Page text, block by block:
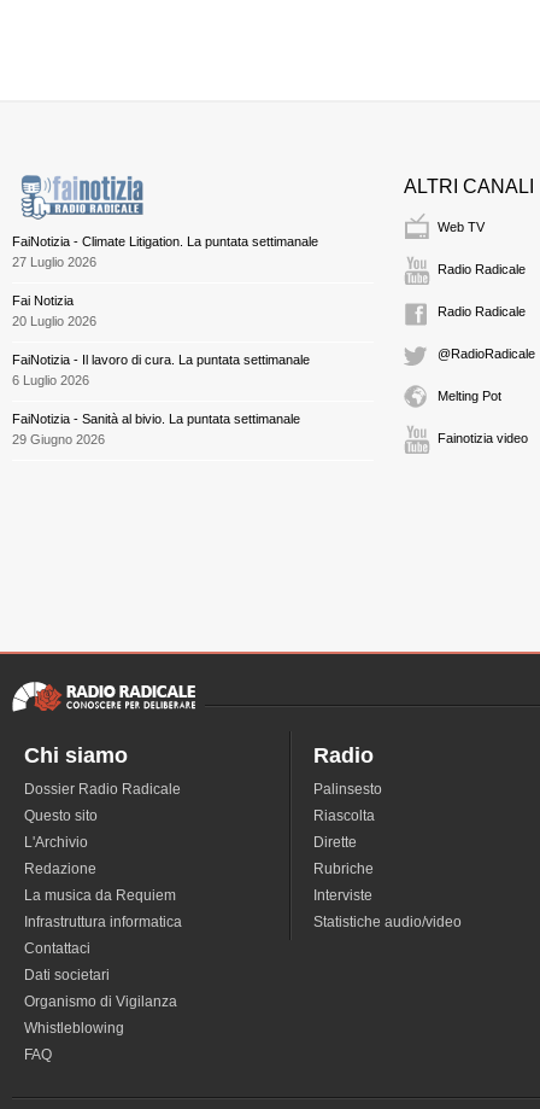
FaiNotizia - Climate Litigation. La puntata settimanale
27 Luglio 2026
Fai Notizia
20 Luglio 2026
FaiNotizia - Il lavoro di cura. La puntata settimanale
6 Luglio 2026
FaiNotizia - Sanità al bivio. La puntata settimanale
29 Giugno 2026
ALTRI CANALI
Web TV
Radio Radicale
Radio Radicale
@RadioRadicale
Melting Pot
Fainotizia video
Chi siamo
Dossier Radio Radicale
Questo sito
L'Archivio
Redazione
La musica da Requiem
Infrastruttura informatica
Contattaci
Dati societari
Organismo di Vigilanza
Whistleblowing
FAQ
Radio
Palinsesto
Riascolta
Dirette
Rubriche
Interviste
Statistiche audio/video